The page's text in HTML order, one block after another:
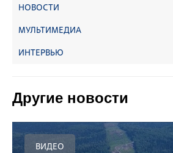
НОВОСТИ
МУЛЬТИМЕДИА
ИНТЕРВЬЮ
Другие новости
ВИДЕО